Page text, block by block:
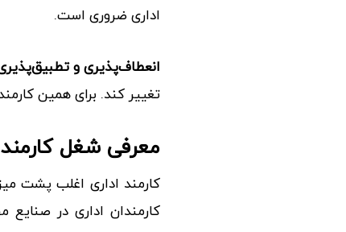
اداری ضروری است.
انعطاف‌پذیری و
تغییر کند. برای همین
معرفی شغل
کارمند اداری اغلب پشت
کارمندان اداری در